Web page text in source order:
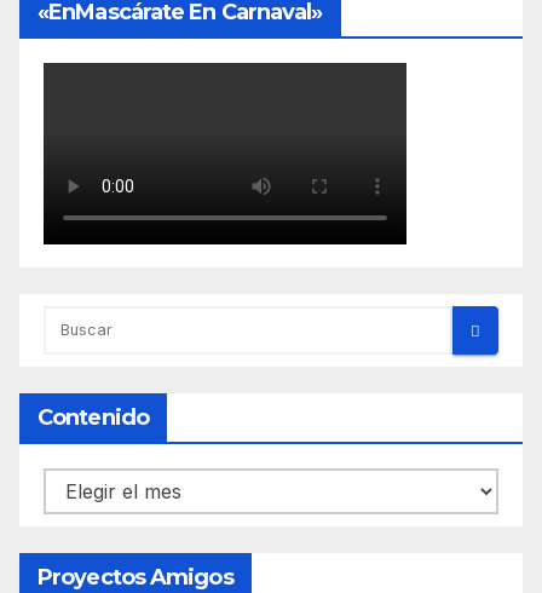
«EnMascárate En Carnaval»
Contenido
Contenido
Proyectos Amigos